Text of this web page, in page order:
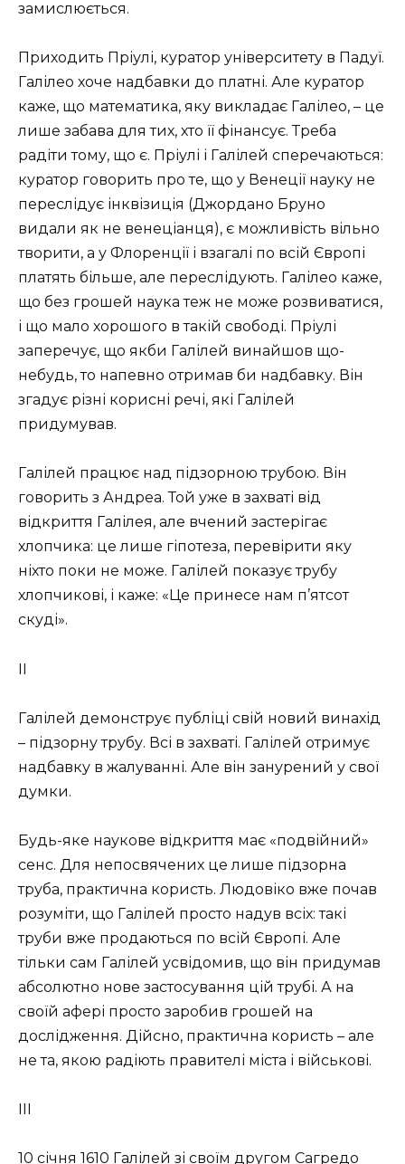
замислюється.
Приходить Пріулі, куратор університету в Падуї.
Галілео хоче надбавки до платні. Але куратор
каже, що математика, яку викладає Галілео, – це
лише забава для тих, хто її фінансує. Треба
радіти тому, що є. Пріулі і Галілей сперечаються:
куратор говорить про те, що у Венеції науку не
переслідує інквізиція (Джордано Бруно
видали як не венеціанця), є можливість вільно
творити, а у Флоренції і взагалі по всій Європі
платять більше, але переслідують. Галілео каже,
що без грошей наука теж не може розвиватися,
і що мало хорошого в такій свободі. Пріулі
заперечує, що якби Галілей винайшов що-
небудь, то напевно отримав би надбавку. Він
згадує різні корисні речі, які Галілей
придумував.
Галілей працює над підзорною трубою. Він
говорить з Андреа. Той уже в захваті від
відкриття Галілея, але вчений застерігає
хлопчика: це лише гіпотеза, перевірити яку
ніхто поки не може. Галілей показує трубу
хлопчикові, і каже: «Це принесе нам п’ятсот
скуді».
II
Галілей демонструє публіці свій новий винахід
– підзорну трубу. Всі в захваті. Галілей отримує
надбавку в жалуванні. Але він занурений у свої
думки.
Будь-яке наукове відкриття має «подвійний»
сенс. Для непосвячених це лише підзорна
труба, практична користь. Людовіко вже почав
розуміти, що Галілей просто надув всіх: такі
труби вже продаються по всій Європі. Але
тільки сам Галілей усвідомив, що він придумав
абсолютно нове застосування цій трубі. А на
своїй афері просто заробив грошей на
дослідження. Дійсно, практична користь – але
не та, якою радіють правителі міста і військові.
III
10 січня 1610 Галілей зі своїм другом Сагредо